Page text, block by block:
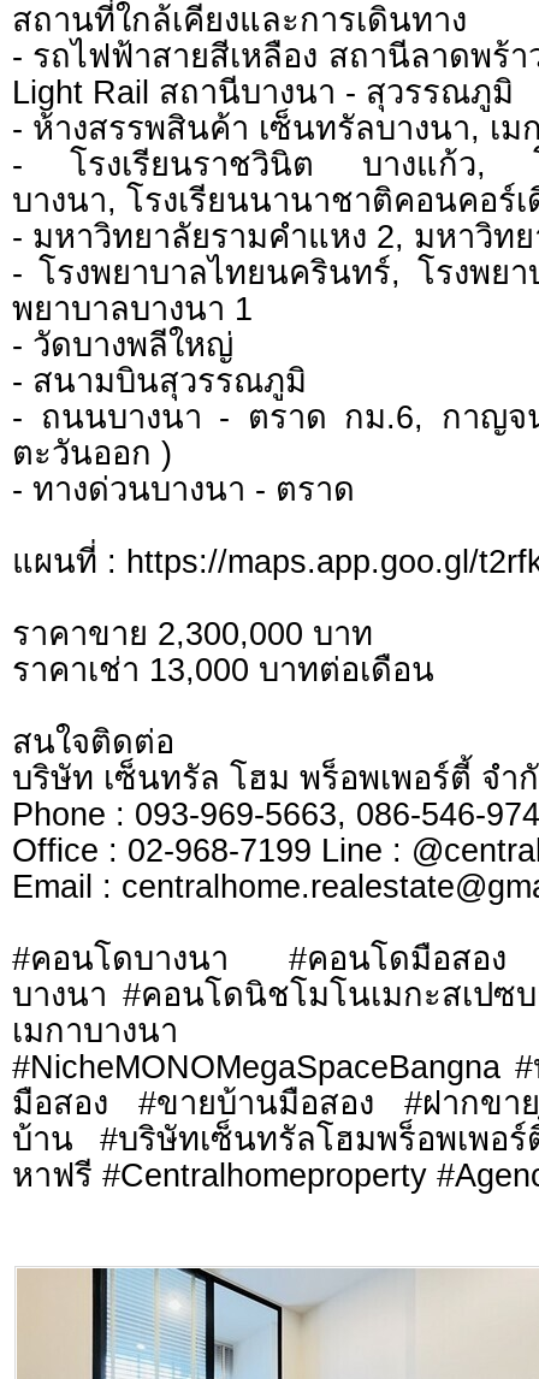
สถานที่ใกล้เคียงและการเดินทาง
- รถไฟฟ้าสายสีเหลือง สถานีลาดพร้า
Light Rail สถานีบางนา - สุวรรณภูมิ
- ห้างสรรพสินค้า เซ็นทรัลบางนา, เม
- โรงเรียนราชวินิต บางแก้ว, โร
บางนา, โรงเรียนนานาชาติคอนคอร์
- มหาวิทยาลัยรามคำแหง 2, มหาวิทย
- โรงพยาบาลไทยนครินทร์, โรงพย
พยาบาลบางนา 1
- วัดบางพลีใหญ่
- สนามบินสุวรรณภูมิ
- ถนนบางนา - ตราด กม.6, กาญจ
ตะวันออก )
- ทางด่วนบางนา - ตราด
แผนที่ : https://maps.app.goo.gl/
ราคาขาย 2,300,000 บาท
ราคาเช่า 13,000 บาทต่อเดือน
สนใจติดต่อ
บริษัท เซ็นทรัล โฮม พร็อพเพอร์ตี้
Phone : 093-969-5663, 086-546-
Office : 02-968-7199 Line :
​​​​​​​Email :
#คอนโดบางนา #คอนโดมือสอง
บางนา #คอนโดนิชโมโนเมกะสเปซ
เมกาบางนา #บ้
#NicheMONOMegaSpaceBangna
มือสอง #ขายบ้านมือสอง #ฝากขา
บ้าน #บริษัทเซ็นทรัลโฮมพร็อพเพอ
หาฟรี #Centralhomeproperty